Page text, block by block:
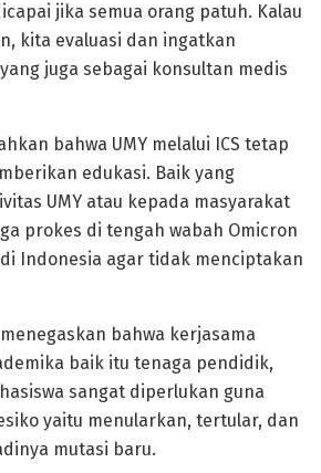
jika semua orang patuh. Kalau
kita evaluasi dan ingatkan
juga sebagai konsultan medis
bahwa UMY melalui ICS tetap
edukasi. Baik yang
UMY atau kepada masyarakat
prokes di tengah wabah Omicron
Indonesia agar tidak menciptakan
bahwa kerjasama
baik itu tenaga pendidik,
sangat diperlukan guna
yaitu menularkan, tertular, dan
mutasi baru.